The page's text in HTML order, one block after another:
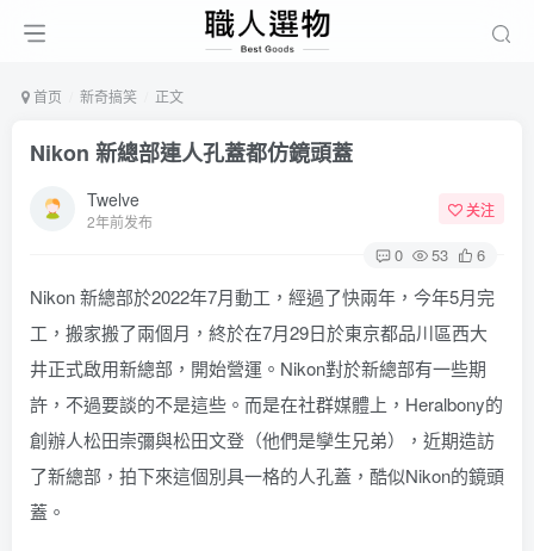
首页 新奇搞笑 正文
Nikon 新總部連人孔蓋都仿鏡頭蓋
Twelve
2年前发布
关注
0 53 6
Nikon 新總部於2022年7月動工，經過了快兩年，今年5月完
工，搬家搬了兩個月，終於在7月29日於東京都品川區西大
井正式啟用新總部，開始營運。Nikon對於新總部有一些期
許，不過要談的不是這些。而是在社群媒體上，Heralbony的
創辦人松田崇彌與松田文登（他們是孿生兄弟），近期造訪
了新總部，拍下來這個別具一格的人孔蓋，酷似Nikon的鏡頭
蓋。